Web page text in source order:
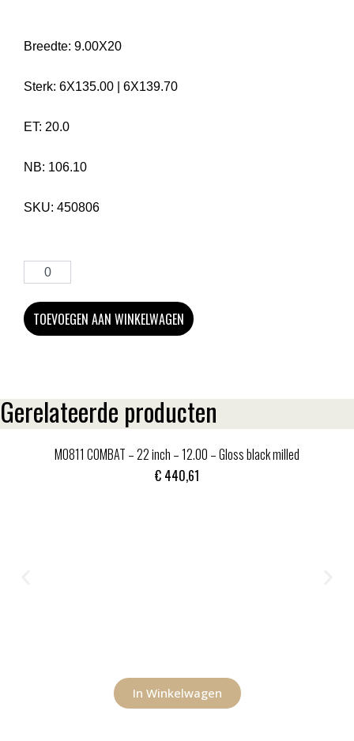
Breedte: 9.00X20
Sterk: 6X135.00 6X139.70
ET: 20.0
NB: 106.10
SKU: 450806
TOEVOEGEN AAN WINKELWAGEN
Gerelateerde producten
MO811 COMBAT – 22 inch – 12.00 – Gloss black milled
€ 440,61
In Winkelwagen